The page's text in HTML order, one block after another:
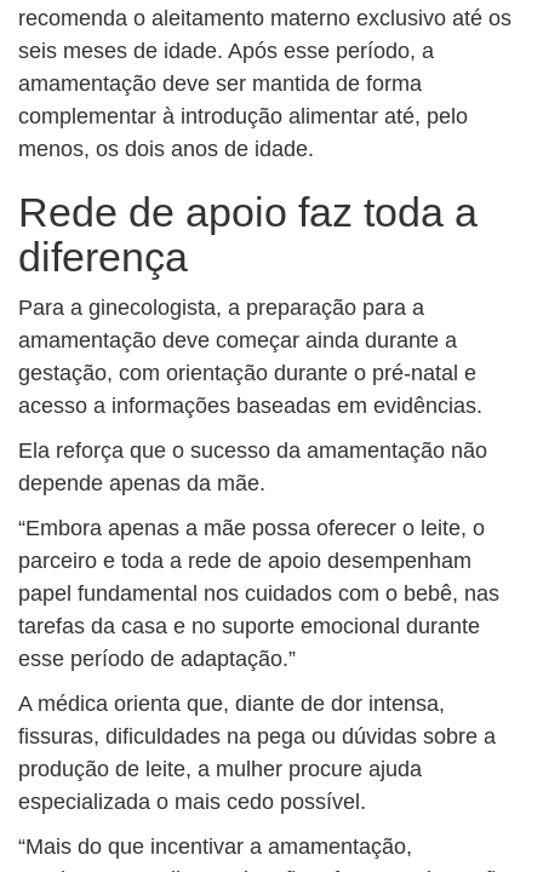
recomenda o aleitamento materno exclusivo até os
seis meses de idade. Após esse período, a
amamentação deve ser mantida de forma
complementar à introdução alimentar até, pelo
menos, os dois anos de idade.
Rede de apoio faz toda a
diferença
Para a ginecologista, a preparação para a
amamentação deve começar ainda durante a
gestação, com orientação durante o pré-natal e
acesso a informações baseadas em evidências.
Ela reforça que o sucesso da amamentação não
depende apenas da mãe.
“Embora apenas a mãe possa oferecer o leite, o
parceiro e toda a rede de apoio desempenham
papel fundamental nos cuidados com o bebê, nas
tarefas da casa e no suporte emocional durante
esse período de adaptação.”
A médica orienta que, diante de dor intensa,
fissuras, dificuldades na pega ou dúvidas sobre a
produção de leite, a mulher procure ajuda
especializada o mais cedo possível.
“Mais do que incentivar a amamentação,